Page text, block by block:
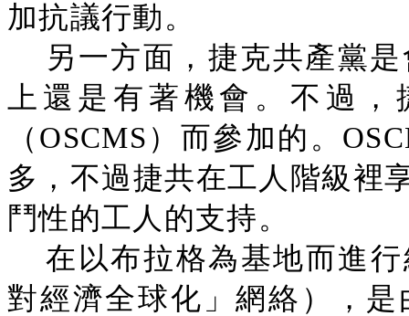
加抗議行動。
另一方面，捷克共產黨
上還是有著機會。不過
（OSCMS）而參加的。
多，不過捷共在工人階級裡
鬥性的工人的支持。
在以布拉格為基地而進
對經濟全球化」網絡），